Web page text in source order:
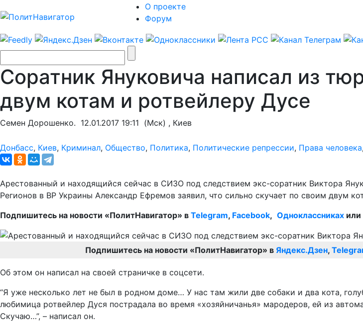
О проекте
Форум
Соратник Януковича написал из
двум котам и ротвейлеру Дусе
Семен Дорошенко. 12.01.2017 19:11 (Мск) , Киев
Донбасс, Киев, Криминал, Общество, Политика, Политические репрессии, Права человека,
Арестованный и находящийся сейчас в СИЗО под следствием экс-соратник Виктора
Регионов в ВР Украины Александр Ефремов заявил, что сильно скучает по своим двум
Подпишитесь на новости «ПолитНавигатор» в Telegram, Facebook, Одноклассниках или
Подпишитесь на новости «ПолитНавигатор» в Яндекс.Дзен,
Об этом он написал на своей страничке в соцсети.
“Я уже несколько лет не был в родном доме… У нас там жили две собаки и два кота,
любимица ротвейлер Дуся пострадала во время «хозяйничанья» мародеров, ей из
Скучаю…”, – написал он.